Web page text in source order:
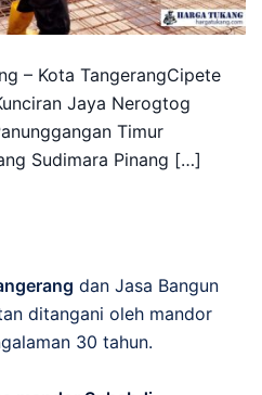
– Kota TangerangCipete
Jaya Nerogtog
Timur
Sudimara Pinang […]
dan Jasa Bangun
ditangani oleh mandor
30 tahun.